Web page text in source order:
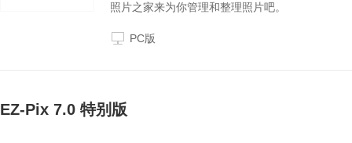
照片之家来为你管理和整理照片吧。
PC版
EZ-Pix 7.0 特别版